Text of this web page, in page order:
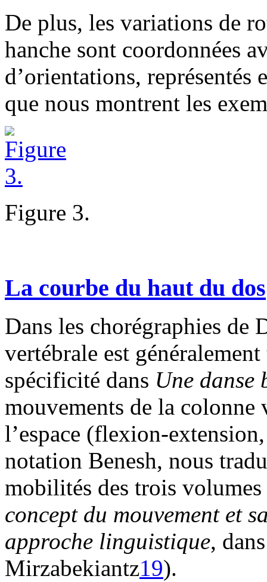
De plus, les variations de
hanche sont coordonnées
d’orientations, représentés
que nous montrent les
Figure 3.
La courbe du haut du dos
Dans les chorégraphies de
vertébrale est
spécificité dans Une danse
mouvements de la colonne
l’espace (flexion-
notation Benesh, nous
mobilités des trois
concept du mouvement et
approche linguistique,
Mirzabekiantz19).